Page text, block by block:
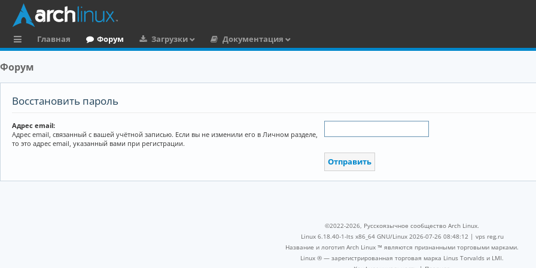
ы
и
Главная Форум Загрузки
Документация
Форум
Восстановить пароль
Адрес email:
Адрес email, связанный с вашей учётной записью. Если вы не изменили его в Личном разделе,
то это адрес email, указанный вами при регистрации.
©2022-2026, Русскоязычное сообщество Arch Linux.
Linux 6.18.40-1-lts x86_64 GNU/Linux 2026-07-26 08:48:12 | vps reg.ru
Название и логотип Arch Linux ™ являются признанными торговыми марками.
Linux ® — зарегистрированная торговая марка Linus Torvalds и LMI.